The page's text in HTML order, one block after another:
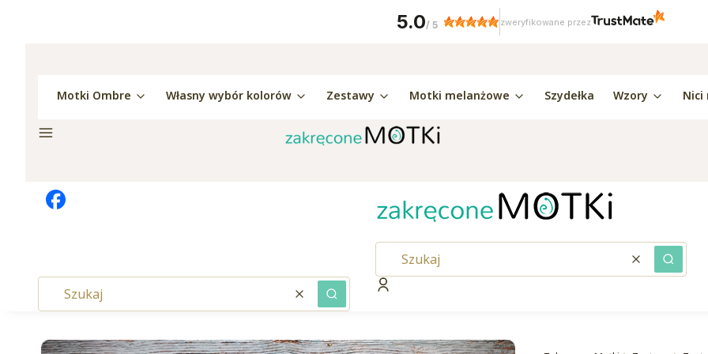
Motki Ombre Własny wybór kolorów Zestawy Motki melanżowe Szydełka Wzory Nici
Menu
WyczyśćSzukaj
WyczyśćSzukaj
Zaloguj się
5.0/ 5 zweryfikowane przez